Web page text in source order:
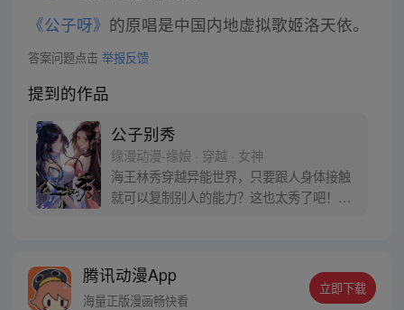
《公子呀》 的原唱是中国内地虚拟歌姬洛天依。
答案问题点击 举报反馈
提到的作品
公子别秀
缘漫动漫-缘娘 · 穿越 · 女神
海王林秀穿越异能世界，只要跟人身体接触
就可以复制别人的能力？这也太秀了吧！从
腾讯动漫App
海量正版漫画畅快看
立即下载